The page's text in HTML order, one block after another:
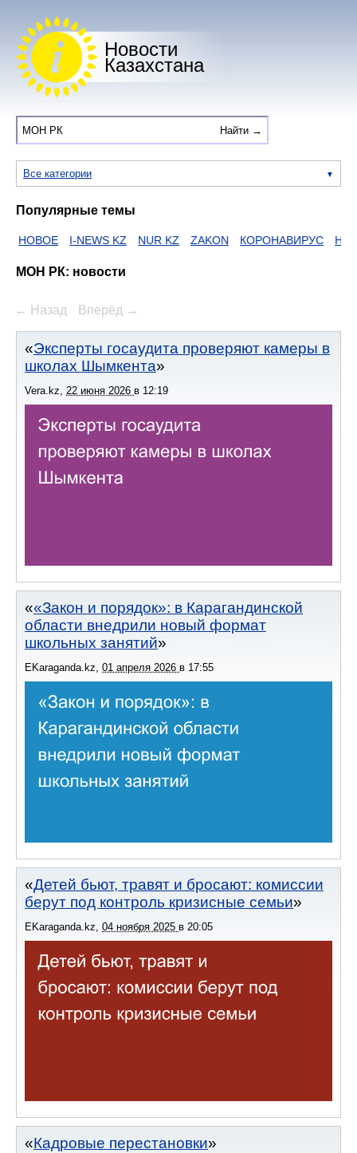
Новости
Казахстана
Все категории
Популярные темы
I-NEWS KZ NUR KZ ZAKON КОРОНАВИРУС HTTPS
МОН РК: новости
← Назад Вперёд →
Эксперты госаудита проверяют камеры в
школах Шымкента
Vera.kz, 22 июня 2026 в 12:19
«Закон и порядок»: в Карагандинской
области внедрили новый формат
школьных занятий
EKaraganda.kz 01 апреля 2026 в 17:55
Детей бьют, травят и бросают: комиссии
берут под контроль кризисные семьи
EKaraganda.kz 04 ноября 2025 в 20:05
Кадровые перестановки